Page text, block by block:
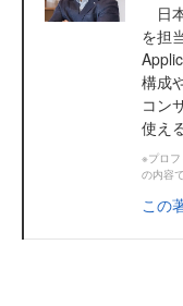
日
を担
構成
コン
使え
※プロ
の内容
この